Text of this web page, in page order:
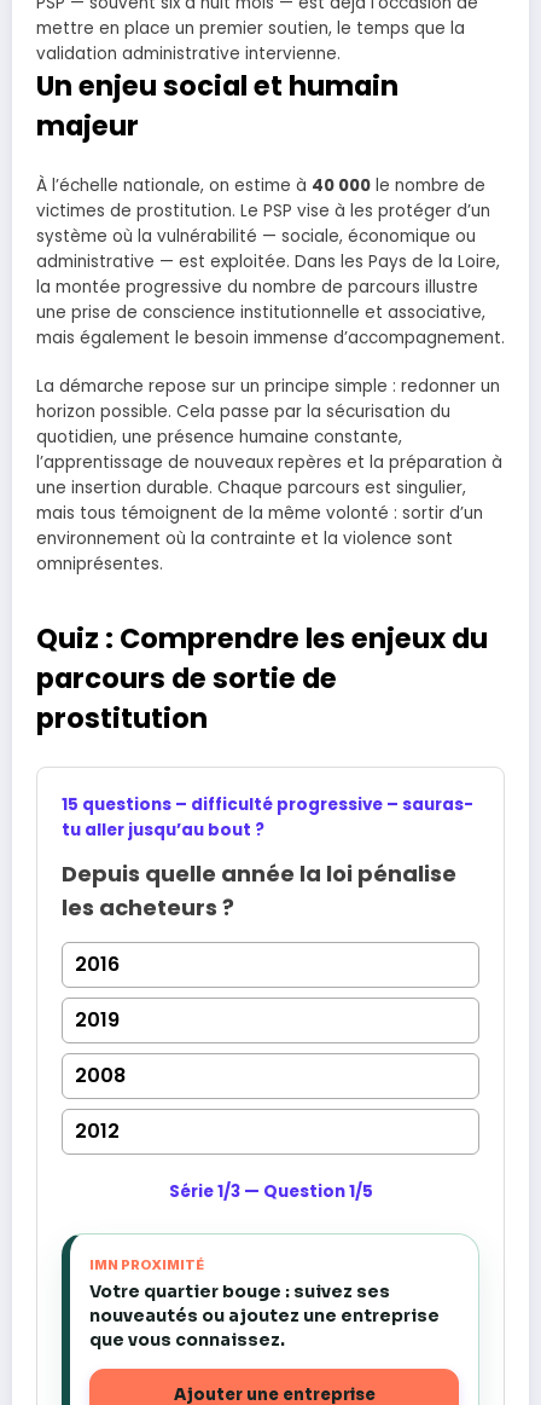
mettre en place un premier soutien, le temps que la
validation administrative intervienne.
Un enjeu social et humain
majeur
À l’échelle nationale, on estime à 40 000 le nombre de
victimes de prostitution. Le PSP vise à les protéger d’un
système où la vulnérabilité — sociale, économique ou
administrative — est exploitée. Dans les Pays de la Loire,
la montée progressive du nombre de parcours illustre
une prise de conscience institutionnelle et associative,
mais également le besoin immense d’accompagnement.
La démarche repose sur un principe simple : redonner un
horizon possible. Cela passe par la sécurisation du
quotidien, une présence humaine constante,
l’apprentissage de nouveaux repères et la préparation à
une insertion durable. Chaque parcours est singulier,
mais tous témoignent de la même volonté : sortir d’un
environnement où la contrainte et la violence sont
omniprésentes.
Quiz : Comprendre les enjeux du
parcours de sortie de
prostitution
15 questions – difficulté progressive – sauras-
tu aller jusqu’au bout ?
Depuis quelle année la loi pénalise
les acheteurs ?
2016
2019
2008
2012
Série 1/3 — Question 1/5
IMN PROXIMITÉ
Votre quartier bouge : suivez ses
nouveautés ou ajoutez une entreprise
que vous connaissez.
Ajouter une entreprise